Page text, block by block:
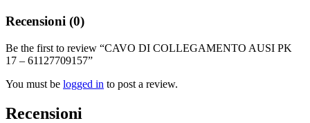
Recensioni (0)
Be the first to review “CAVO DI COLLEGAMENTO AUSI PK
17 – 61127709157”
You must be logged in to post a review.
Recensioni